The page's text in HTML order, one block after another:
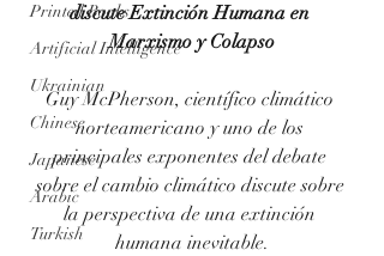
Printed Books
Artificial Intelligence
Ukrainian
Chinese
Japanese
Arabic
Turkish
discute Extinción Humana en
Marxismo y Colapso
Guy McPherson, científico climático
norteamericano y uno de los
principales exponentes del debate
sobre el cambio climático discute sobre
la perspectiva de una extinción
humana inevitable.